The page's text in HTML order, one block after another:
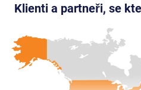
Klienti a partneři, se